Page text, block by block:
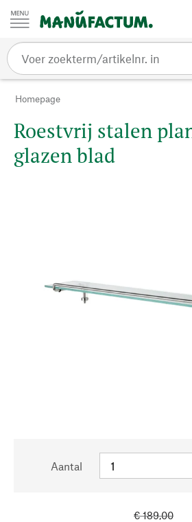
Passer au contenu
Homepage
Roestvrij stalen
glazen blad
Aantal
€ 189,00